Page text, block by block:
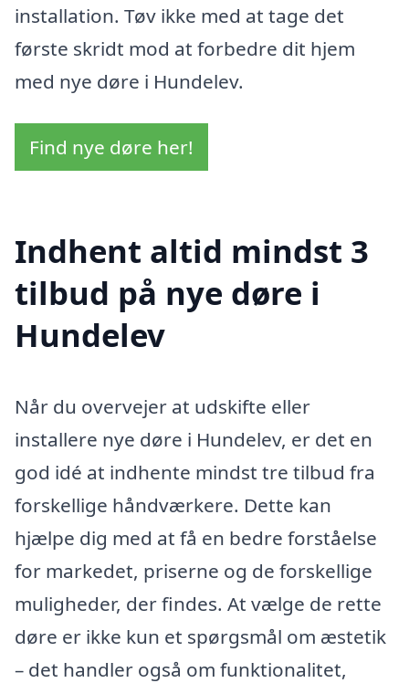
installation. Tøv ikke med at tage det
første skridt mod at forbedre dit hjem
med nye døre i Hundelev.
Find nye døre her!
Indhent altid mindst 3
tilbud på nye døre i
Hundelev
Når du overvejer at udskifte eller
installere nye døre i Hundelev, er det en
god idé at indhente mindst tre tilbud fra
forskellige håndværkere. Dette kan
hjælpe dig med at få en bedre forståelse
for markedet, priserne og de forskellige
muligheder, der findes. At vælge de rette
døre er ikke kun et spørgsmål om æstetik
– det handler også om funktionalitet,